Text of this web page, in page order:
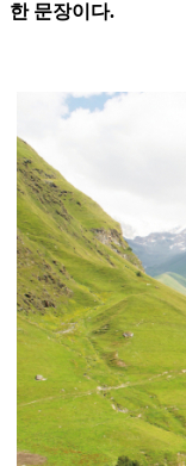
한 문장이다.